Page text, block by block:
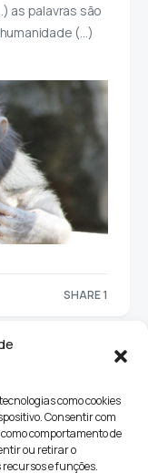
como cookies
Consentir com
comportamento de
ou retirar o
e funções.
as palavras são
(…)
SHARE 1